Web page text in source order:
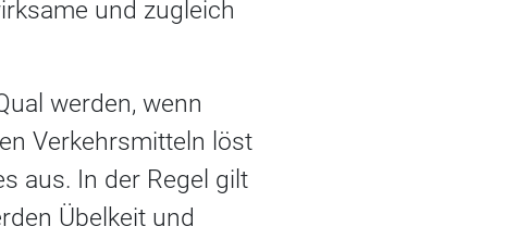
und zugleich
werden, wenn
Verkehrsmitteln löst
aus. In der Regel gilt
Übelkeit und